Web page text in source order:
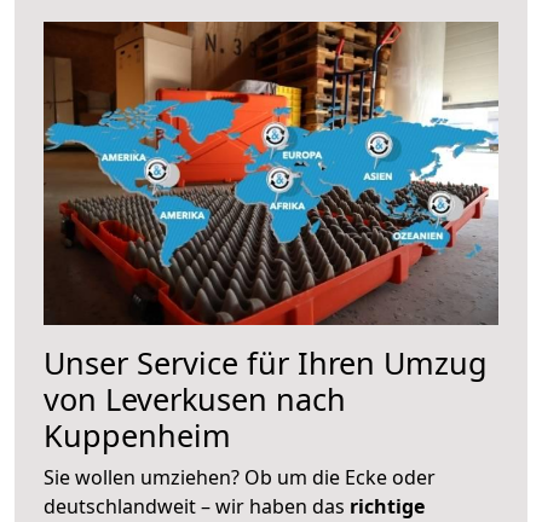
Unser Service für Ihren Umzug
von Leverkusen nach
Kuppenheim
Sie wollen umziehen? Ob um die Ecke oder
deutschlandweit – wir haben das richtige